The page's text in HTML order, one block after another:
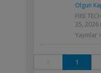
Olgun
FIRE
25, 2026
Yayınlar
1